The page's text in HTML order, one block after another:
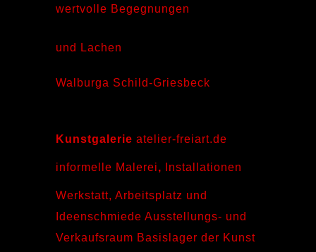
wertvolle Begegnungen
und Lachen
Walburga Schild-Griesbeck
Kunstgalerie atelier-freiart.de
informelle Malerei, Installationen
Werkstatt, Arbeitsplatz und
Ideenschmiede Ausstellungs- und
Verkaufsraum Basislager der Kunst